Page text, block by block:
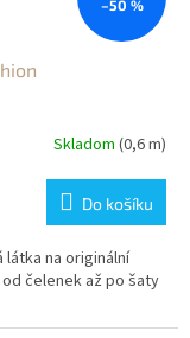
–50 %
Skladom (0,6 m)
Do košíku
látka na originální
čelenek až po šaty